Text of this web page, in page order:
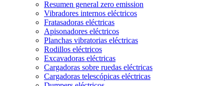
Resumen general zero emission
Vibradores internos eléctricos
Fratasadoras eléctricas
Apisonadores eléctricos
Planchas vibratorias eléctricas
Rodillos eléctricos
Excavadoras eléctricas
Cargadoras sobre ruedas eléctricas
Cargadoras telescópicas eléctricas